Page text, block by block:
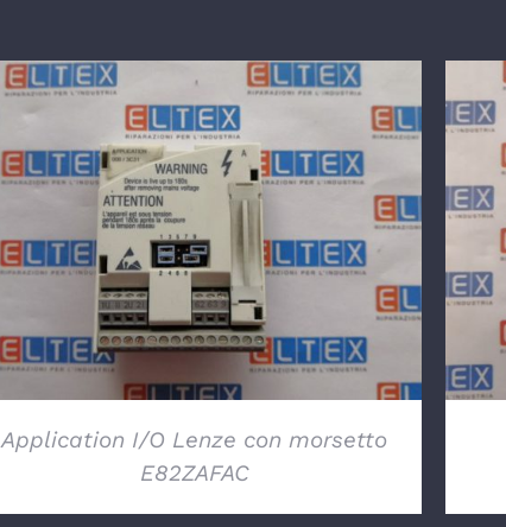
DETTAGLI
Application I/O Lenze con morsetto
E82ZAFAC